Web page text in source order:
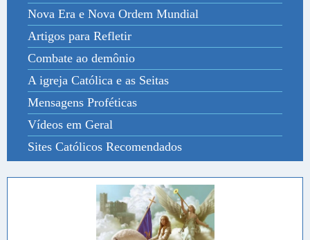
Nova Era e Nova Ordem Mundial
Artigos para Refletir
Combate ao demônio
A igreja Católica e as Seitas
Mensagens Proféticas
Vídeos em Geral
Sites Católicos Recomendados